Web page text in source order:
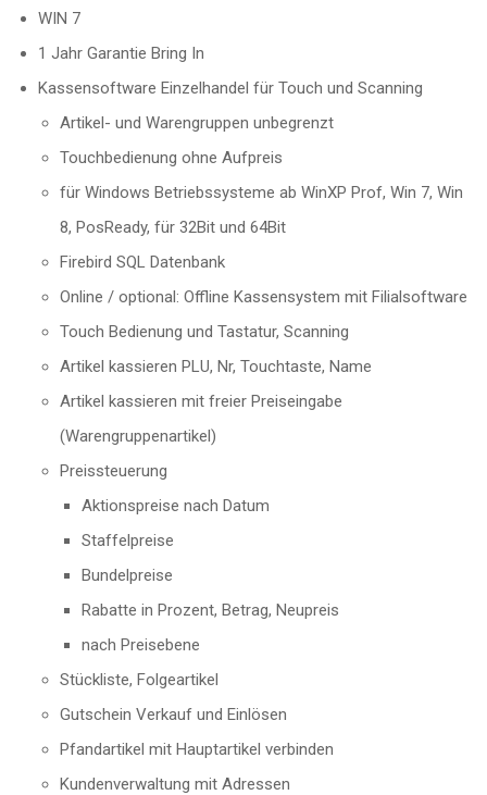
WIN 7
1 Jahr Garantie Bring In
Kassensoftware Einzelhandel für Touch und Scanning
Artikel- und Warengruppen unbegrenzt
Touchbedienung ohne Aufpreis
für Windows Betriebssysteme ab WinXP Prof, Win 7, Win
8, PosReady, für 32Bit und 64Bit
Firebird SQL Datenbank
Online / optional: Offline Kassensystem mit Filialsoftware
Touch Bedienung und Tastatur, Scanning
Artikel kassieren PLU, Nr, Touchtaste, Name
Artikel kassieren mit freier Preiseingabe
(Warengruppenartikel)
Preissteuerung
Aktionspreise nach Datum
Staffelpreise
Bundelpreise
Rabatte in Prozent, Betrag, Neupreis
nach Preisebene
Stückliste, Folgeartikel
Gutschein Verkauf und Einlösen
Pfandartikel mit Hauptartikel verbinden
Kundenverwaltung mit Adressen